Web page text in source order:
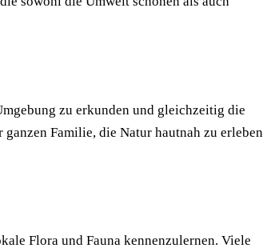
zu erkunden und gleichzeitig die
Familie, die Natur hautnah zu erleben
Flora und Fauna kennenzulernen. Viele